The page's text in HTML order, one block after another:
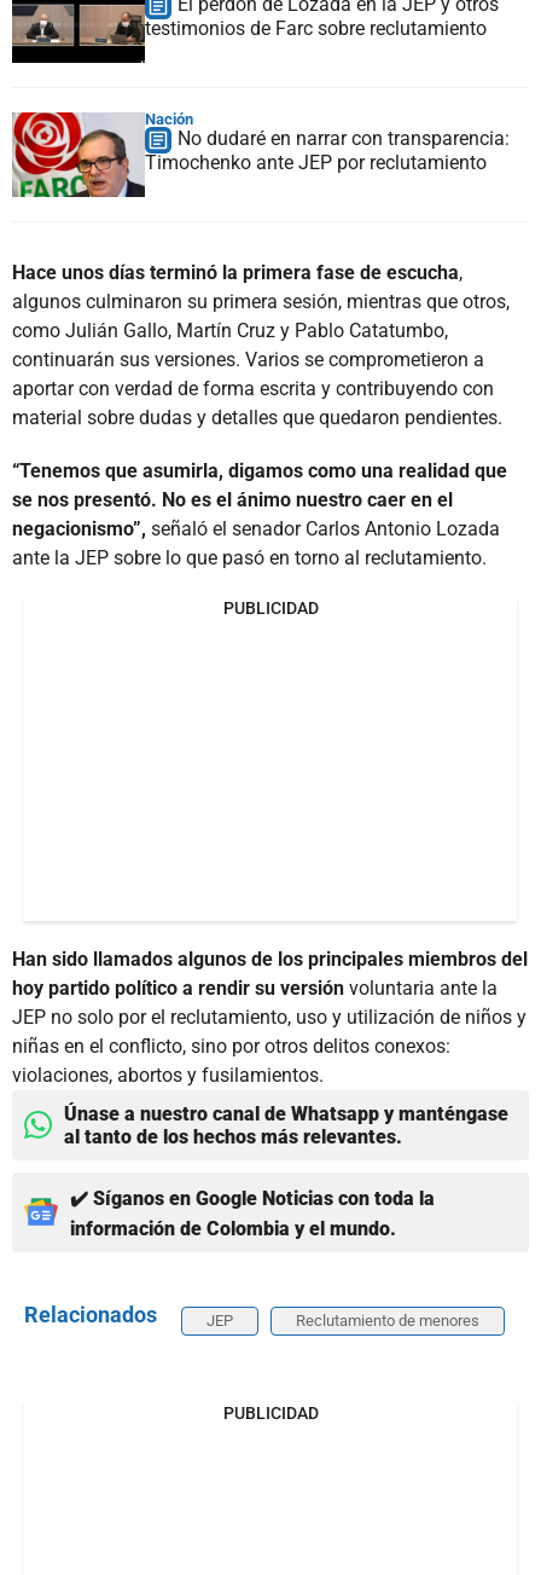
testimonios de Farc sobre reclutamiento
Nación
No dudaré en narrar con transparencia:
Timochenko ante JEP por reclutamiento
Hace unos días terminó la primera fase de escucha,
algunos culminaron su primera sesión, mientras que otros,
como Julián Gallo, Martín Cruz y Pablo Catatumbo,
continuarán sus versiones. Varios se comprometieron a
aportar con verdad de forma escrita y contribuyendo con
material sobre dudas y detalles que quedaron pendientes.
“Tenemos que asumirla, digamos como una realidad que
se nos presentó. No es el ánimo nuestro caer en el
negacionismo”, señaló el senador Carlos Antonio Lozada
ante la JEP sobre lo que pasó en torno al reclutamiento.
PUBLICIDAD
Han sido llamados algunos de los principales miembros del
hoy partido político a rendir su versión voluntaria ante la
JEP no solo por el reclutamiento, uso y utilización de niños y
niñas en el conflicto, sino por otros delitos conexos:
violaciones, abortos y fusilamientos.
Únase a nuestro canal de Whatsapp y manténgase
al tanto de los hechos más relevantes.
✔️ Síganos en Google Noticias con toda la
información de Colombia y el mundo.
Relacionados JEP Reclutamiento de menores
PUBLICIDAD